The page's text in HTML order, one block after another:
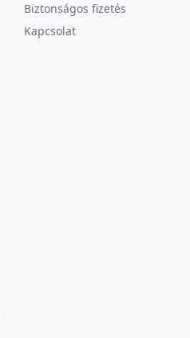
Biztonságos fizetés
Kapcsolat